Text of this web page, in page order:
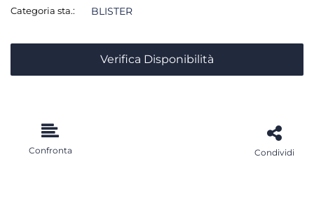
Categoria sta.: BLISTER
Verifica Disponibilità
Confronta Condividi